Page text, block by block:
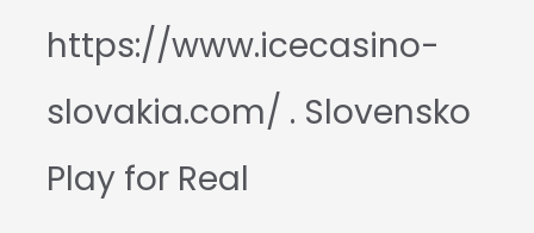
https://www.icecasino-
slovakia.com/ . Slovensko
Play for Real